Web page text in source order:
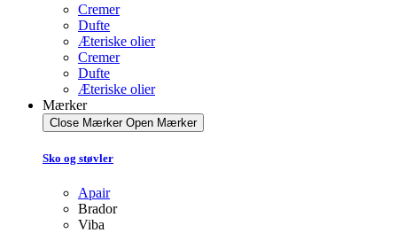
Cremer
Dufte
Æteriske olier
Cremer
Dufte
Æteriske olier
Mærker
Close Mærker Open Mærker
Sko og støvler
Apair
Brador
Viba